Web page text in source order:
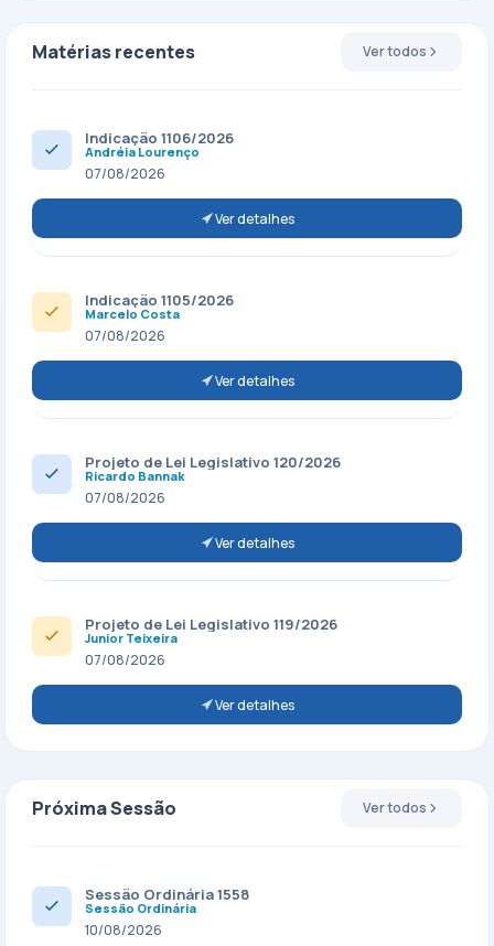
Matérias recentes Ver todos
Indicação 1106/2026
Andréia Lourenço
07/08/2026
Ver detalhes
Indicação 1105/2026
Marcelo Costa
07/08/2026
Ver detalhes
Projeto de Lei Legislativo 120/2026
Ricardo Bannak
07/08/2026
Ver detalhes
Projeto de Lei Legislativo 119/2026
Junior Teixeira
07/08/2026
Ver detalhes
Próxima Sessão Ver todos
Sessão Ordinária 1558
Sessão Ordinária
10/08/2026